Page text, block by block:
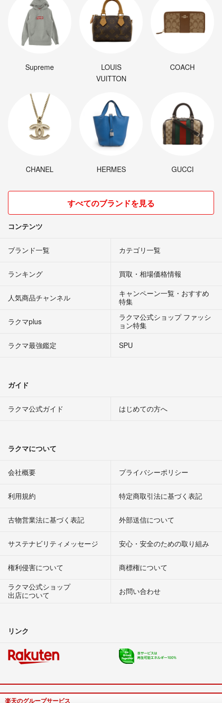
Supreme
LOUIS
VUITTON
COACH
CHANEL HERMES GUCCI
すべてのブランドを見る
コンテンツ
ブランド一覧 カテゴリ一覧
ランキング 買取・相場価格情報
人気商品チャンネル
キャンペーン一覧・おすすめ
特集
ラクマplus
ラクマ公式ショップ ファッシ
ョン特集
ラクマ最強鑑定
SPU
ガイド
ラクマ公式ガイド はじめての方へ
ラクマについて
会社概要 プライバシーポリシー
利用規約 特定商取引法に基づく表記
古物営業法に基づく表記 外部送信について
サステナビリティメッセージ 安心・安全のための取り組み
権利侵害について
商標権について
ラクマ公式ショップ
出店について
お問い合わせ
リンク
楽天のグループサービス